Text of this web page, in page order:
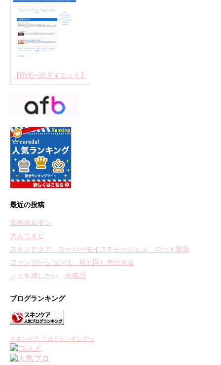
【BYE─10ダイエット】
最近の投稿
女性ホルモン
大人ニキビ
スキンアクア スーパーモイスチャージェル ロート製薬
ファンデーションは、肌と同じ色はＮＧ
シミを消したい 化粧品
ブログランキング
スキンケア ブログランキングへ